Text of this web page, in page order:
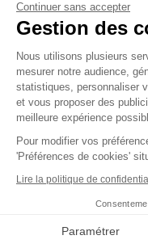
Affiner ma recherche
Chez Cushman &
vous assister dans la
Trouvez
locaux à
pour
Les différentes
trouverez des
Continuer sans accepter
Gestion des
Nous utilisons plusieurs
mesurer notre audience,
statistiques, personnaliser
et vous proposer des
meilleure expérience
Pour modifier vos
'Préférences de cookies'
Lire la politique de
Paramétrer